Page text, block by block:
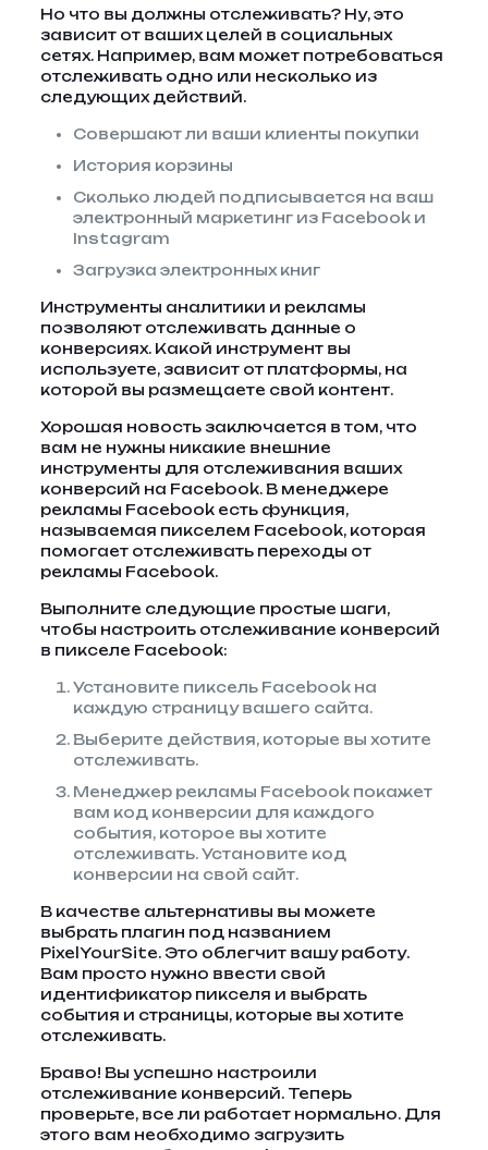
Но что вы должны отслеживать? Ну, это
зависит от ваших целей в социальных
сетях. Например, вам может потребоваться
отслеживать одно или несколько из
следующих действий.
Совершают ли ваши клиенты покупки
История корзины
Сколько людей подписывается на ваш
электронный маркетинг из Facebook и
Instagram
Загрузка электронных книг
Инструменты аналитики и рекламы
позволяют отслеживать данные о
конверсиях. Какой инструмент вы
используете, зависит от платформы, на
которой вы размещаете свой контент.
Хорошая новость заключается в том, что
вам не нужны никакие внешние
инструменты для отслеживания ваших
конверсий на Facebook. В менеджере
рекламы Facebook есть функция,
называемая пикселем Facebook, которая
помогает отслеживать переходы от
рекламы Facebook.
Выполните следующие простые шаги,
чтобы настроить отслеживание конверсий
в пикселе Facebook:
Установите пиксель Facebook на
каждую страницу вашего сайта.
Выберите действия, которые вы хотите
отслеживать.
Менеджер рекламы Facebook покажет
вам код конверсии для каждого
события, которое вы хотите
отслеживать. Установите код
конверсии на свой сайт.
В качестве альтернативы вы можете
выбрать плагин под названием
PixelYourSite. Это облегчит вашу работу.
Вам просто нужно ввести свой
идентификатор пикселя и выбрать
события и страницы, которые вы хотите
отслеживать.
Браво! Вы успешно настроили
отслеживание конверсий. Теперь
проверьте, все ли работает нормально. Для
этого вам необходимо загрузить